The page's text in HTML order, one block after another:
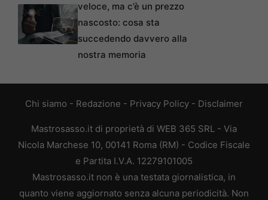
veloce, ma c’è un prezzo
nascosto: cosa sta
succedendo davvero alla
nostra memoria
Chi siamo - Redazione - Privacy Policy - Disclaimer
Mastrosasso.it di proprietà di WEB 365 SRL - Via
Nicola Marchese 10, 00141 Roma (RM) - Codice Fiscale
e Partita I.V.A. 12279101005
Mastrosasso.it non è una testata giornalistica, in
quanto viene aggiornato senza alcuna periodicità. Non